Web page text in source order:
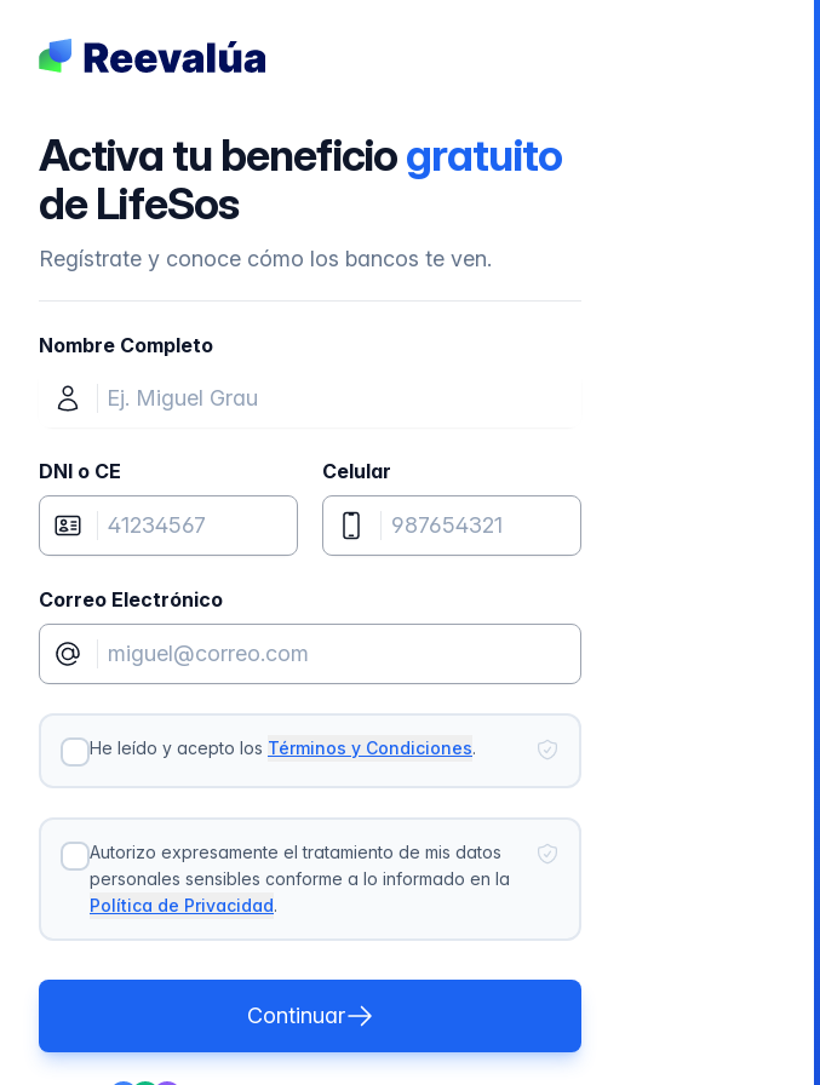
Activa tu beneficiogratuito
de LifeSos
Regístrate y conoce cómo los bancos te ven.
Nombre Completo
DNI o CE Celular
Correo Electrónico
He leído y acepto los Términos y Condiciones.
Autorizo expresamente el tratamiento de mis datos
personales sensibles conforme a lo informado en la
Política de Privacidad.
Continuar